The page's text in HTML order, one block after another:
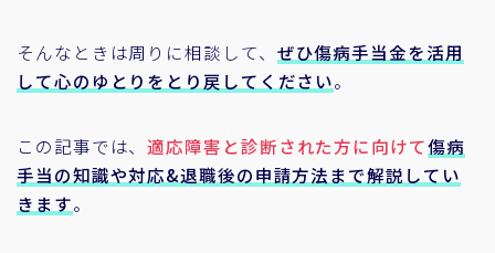
そんなときは周りに相談して、 ぜひ傷病手当金を活用
して心のゆとりをとり戻してください。
この記事では、適応障害と診断された方に向けて傷病
手当の知識や対応&退職後の申請方法まで解説してい
きます。